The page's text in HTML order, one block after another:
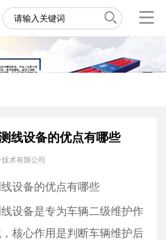
线设备的优点有哪些
术有限公司
设备的优点有哪些
设备是专为车辆二级维护作
核心作用是判断车辆维护后